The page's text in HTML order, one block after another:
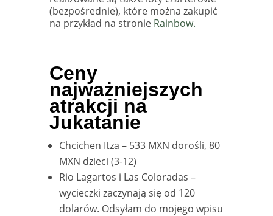
(bezpośrednie), które można zakupić
na przykład na stronie Rainbow.
Ceny
najważniejszych
atrakcji na
Jukatanie
Chcichen Itza – 533 MXN dorośli, 80
MXN dzieci (3-12)
Rio Lagartos i Las Coloradas –
wycieczki zaczynają się od 120
dolarów. Odsyłam do mojego wpisu